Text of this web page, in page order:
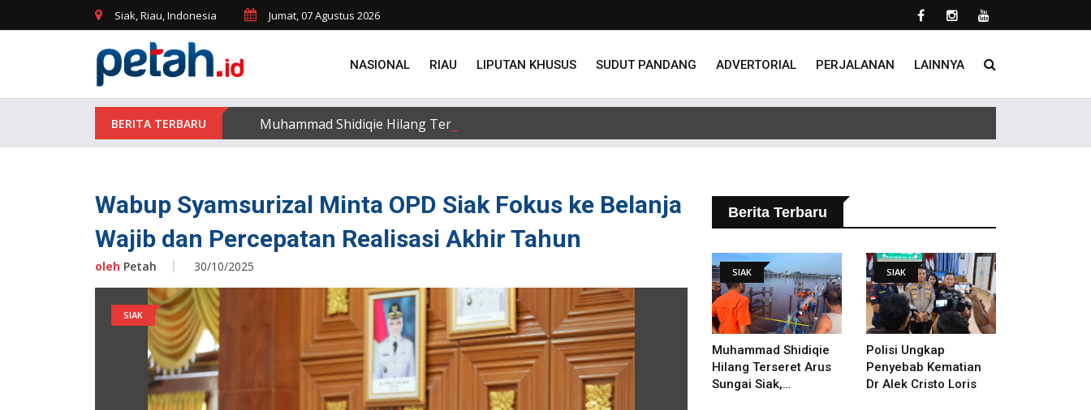
Siak, Riau, Indonesia Jumat, 07 Agustus 2026
NASIONAL RIAU LIPUTAN KHUSUS SUDUT PANDANG ADVERTORIAL PERJALANAN LAINNYA
Muhammad Shidiqie Hilang Terseret Arus Sungai Siak, Penacarian Terus Dilakukan
Wabup Syamsurizal Minta OPD Siak Fokus ke Belanja
Wajib dan Percepatan Realisasi Akhir Tahun
oleh Petah 30/10/2025
SIAK
Berita Terbaru
SIAK
Muhammad Shidiqie
Hilang Terseret Arus
Sungai Siak,
SIAK
Polisi Ungkap
Penyebab Kematian
Dr Alek Cristo Loris